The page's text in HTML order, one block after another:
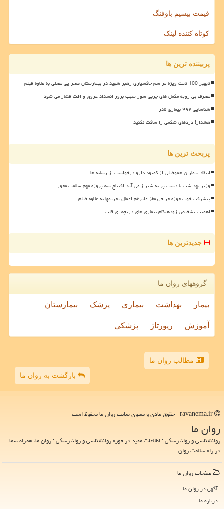
قیمت بیسیم باوفنگ
کوتاه کننده لینک
پربیننده ترین ها
تجهیز 100 تخت ویژه مراسم خاکسپاری رهبر شهید در بیمارستان صحرایی مصلی به علاوه فیلم
مصرف بی رویه مکمل های چربی سوز سبب بروز انسداد عروق و افت فشار می شود
شناسایی ۴۹۲ بیماری نادر
هشدار! دردهای شکمی را ساکت نکنید
پربحث ترین ها
انتقاد بیماران هموفیلی از کمبود دارو درخواست از رسانه ها
وزیر بهداشت با دست پر به شیراز می آید افتتاح سه پروژه مهم سلامت محور
پیشرفت خوب حوزه جراحی مغز علیرغم اعمال تحریمها به علاوه فیلم
اهمیت تشخیص زودهنگام بیماری های دریچه ای قلب
جدیدترین ها
گروههای روان ما
بیمار بهداشت بیماری پزشک بیمارستان
آموزش رپورتاژ پزشکی
مطالب روان ما
بازگشت به روان ما
روان ما
روانشناسی و روانپزشکی : اطلاعات مفید در حوزه روانشناسی و روانپزشکی : روان ما، همراه شما
در راه سلامت روان
صفحات روان ما
آگهی در روان ما
درباره ما